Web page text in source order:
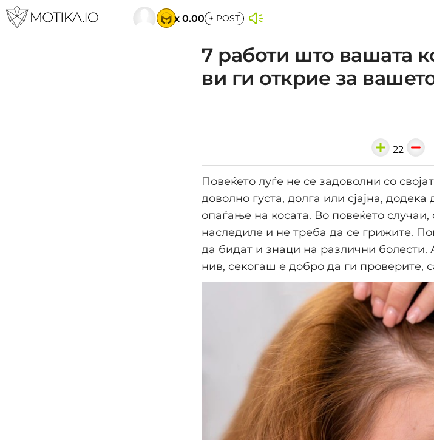
x 0.00 + POST
7 работи што вашата
ви ги открие за
22
Повеќето луѓе не се задоволни со
доволно густа, долга или сјајна,
опаѓање на косата. Во повеќето
наследиле и не треба да се грижите.
да бидат и знаци на различни болести.
нив, секогаш е добро да ги проверите,